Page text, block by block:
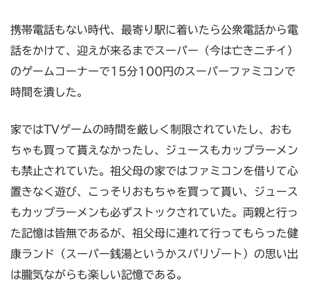
携帯電話もない時代、最寄り駅に着いたら公衆電話から電
話をかけて、迎えが来るまでスーパー（今は亡きニチイ）
のゲームコーナーで15分100円のスーパーファミコンで
時間を潰した。
家ではTVゲームの時間を厳しく制限されていたし、おも
ちゃも買って貰えなかったし、ジュースもカップラーメン
も禁止されていた。祖父母の家ではファミコンを借りて心
置きなく遊び、こっそりおもちゃを買って貰い、ジュース
もカップラーメンも必ずストックされていた。両親と行っ
た記憶は皆無であるが、祖父母に連れて行ってもらった健
康ランド（スーパー銭湯というかスパリゾート）の思い出
は朧気ながらも楽しい記憶である。